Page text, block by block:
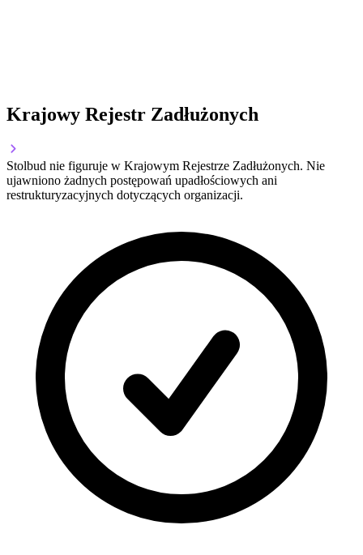
Krajowy Rejestr Zadłużonych
Stolbud nie figuruje w Krajowym Rejestrze Zadłużonych. Nie
ujawniono żadnych postępowań upadłościowych ani
restrukturyzacyjnych dotyczących organizacji.